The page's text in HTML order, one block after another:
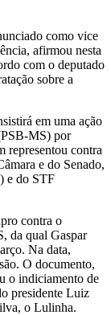
como vice
afirmou nesta
com o deputado
sobre a
em uma ação
MS) por
representou contra
e do Senado,
e do STF
contra o
da qual Gaspar
Na data,
O documento,
o indiciamento de
presidente Luiz
o Lulinha.